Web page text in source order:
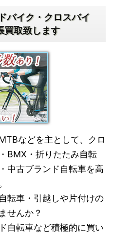
バイク・クロスバイ
買取致します
などを主として、クロ
BMX・折りたたみ自転
中古ブランド自転車を高
転車・引越しや片付けの
せんか？
自転車など積極的に買い